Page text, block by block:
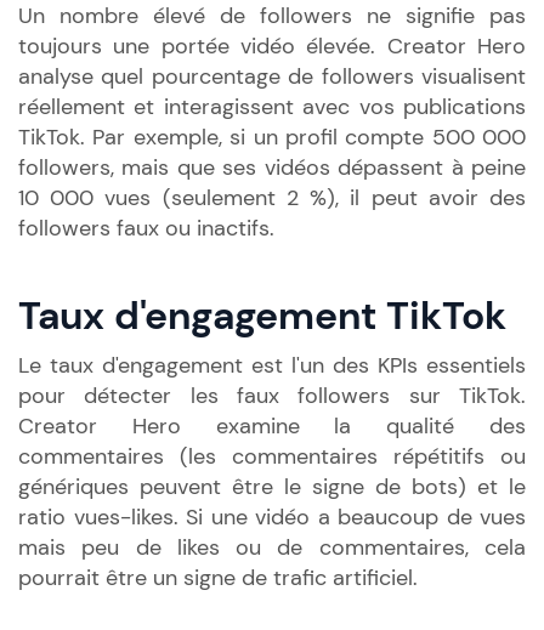
Un nombre élevé de followers ne signifie pas
toujours une portée vidéo élevée. Creator Hero
analyse quel pourcentage de followers visualisent
réellement et interagissent avec vos publications
TikTok. Par exemple, si un profil compte 500 000
followers, mais que ses vidéos dépassent à peine
10 000 vues (seulement 2 %), il peut avoir des
followers faux ou inactifs.
Taux d'engagement TikTok
Le taux d'engagement est l'un des KPIs essentiels
pour détecter les faux followers sur TikTok.
Creator Hero examine la qualité des
commentaires (les commentaires répétitifs ou
génériques peuvent être le signe de bots) et le
ratio vues-likes. Si une vidéo a beaucoup de vues
mais peu de likes ou de commentaires, cela
pourrait être un signe de trafic artificiel.